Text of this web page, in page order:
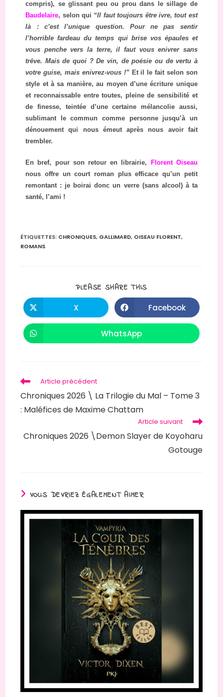
compris), se glissant peu ou prou dans le sillage de
Baudelaire, selon qui “Il faut toujours être ivre, tout est
là : c’est l’unique question. Pour ne pas sentir
l’horrible fardeau du temps qui brise vos épaules et
vous penche vers la terre, il faut vous enivrer sans
trêve. Mais de quoi ? De vin, de poésie ou de vertu à
votre guise, mais enivrez-vous !”Et il le fait selon son
style et à sa manière, au moyen d’une écriture unique
et reconnaissable entre toutes, pleine de sensibilité et
de finesse, teintée d’une certaine mélancolie aussi,
sublimant le commun comme personne jusqu’à un
dénouement qui nous émeut après nous avoir fait
trembler.
En bref, pour son retour en librairie,
Florent Oiseau
nous offre un court roman plus efficace qu’un petit
remontant : je boirai donc un verre (sans alcool) à ta
santé, l’ami !
ÉTIQUETTES: CHRONIQUES, GALLIMARD, OISEAU FLORENT,
ROMANS
PLEASE SHARE THIS
X
Facebook
WhatsApp
Article précédent
Chroniques 2026 \ La Trilogie du Mal – Tome 3
: Maléfices de Maxime Chattam
Article suivant
Chroniques 2026 \Demon Slayer de Koyoharu
Gotouge
VOUS DEVRIEZ ÉGALEMENT AIMER